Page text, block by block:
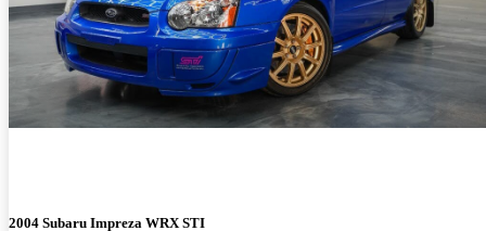
2004 Subaru Impreza WRX STI